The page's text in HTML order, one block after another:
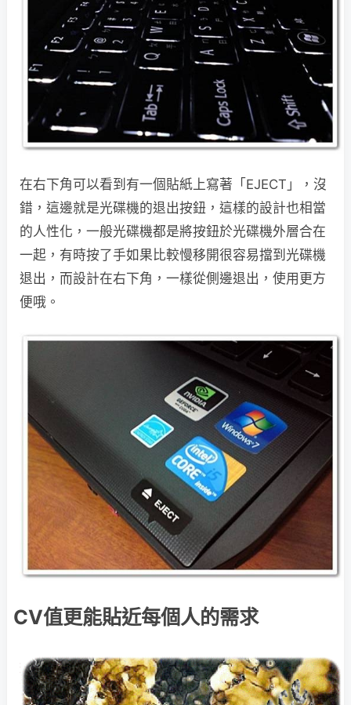
在右下角可以看到有一個貼紙上寫著「EJECT」，沒
錯，這邊就是光碟機的退出按鈕，這樣的設計也相當
的人性化，一般光碟機都是將按鈕於光碟機外層合在
一起，有時按了手如果比較慢移開很容易擋到光碟機
退出，而設計在右下角，一樣從側邊退出，使用更方
便哦。
CV值更能貼近每個人的需求